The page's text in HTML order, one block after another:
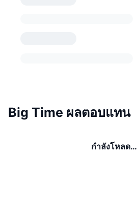
Big Time ผลตอบแทน
กำลังโหลด…